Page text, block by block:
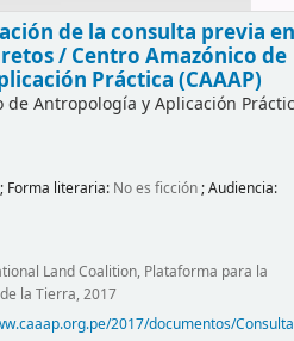
de la consulta previa
retos / Centro Amazónico de
Práctica (CAAAP)
de Antropología y Aplicación
; Forma literaria: No es ficción; Audiencia:
Land Coalition, Plataforma para la
la Tierra, 2017
2017/documentos/